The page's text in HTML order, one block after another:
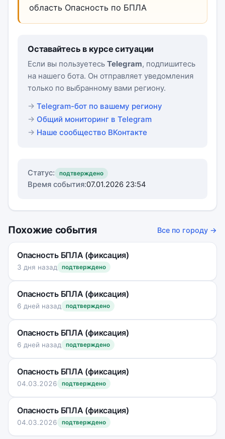
область Опасность по БПЛА
Оставайтесь в курсе ситуации
Если вы пользуетесь Telegram, подпишитесь
на нашего бота. Он отправляет уведомления
только по выбранному вами региону.
Telegram-бот по вашему региону
Общий мониторинг в Telegram
Наше сообщество ВКонтакте
Статус: подтверждено
Время события:07.01.2026 23:54
Похожие события Все по городу →
Опасность БПЛА (фиксация)
3 дня назад подтверждено
Опасность БПЛА (фиксация)
6 дней назад подтверждено
Опасность БПЛА (фиксация)
6 дней назад подтверждено
Опасность БПЛА (фиксация)
04.03.2026 подтверждено
Опасность БПЛА (фиксация)
04.03.2026 подтверждено